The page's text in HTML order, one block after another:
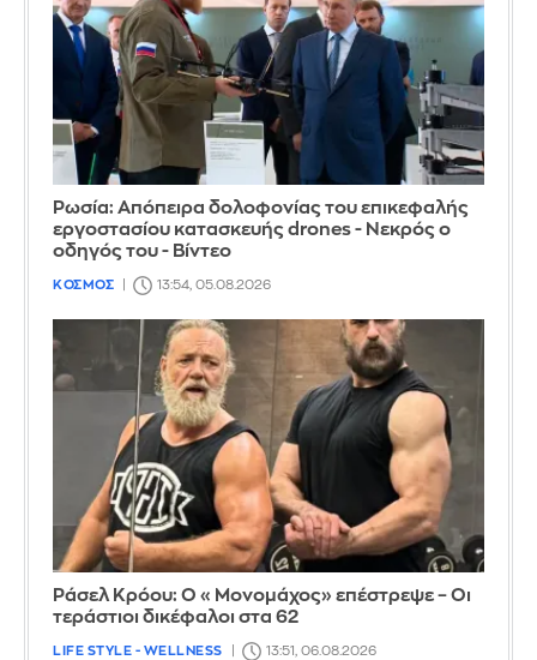
Ρωσία: Απόπειρα δολοφονίας του επικεφαλής
εργοστασίου κατασκευής drones - Νεκρός ο
οδηγός του - Βίντεο
ΚΟΣΜΟΣ 13:54, 05.08.2026
Ράσελ Κρόου: Ο «Μονομάχος» επέστρεψε – Οι
τεράστιοι δικέφαλοι στα 62
LIFE STYLE - WELLNESS 13:51, 06.08.2026